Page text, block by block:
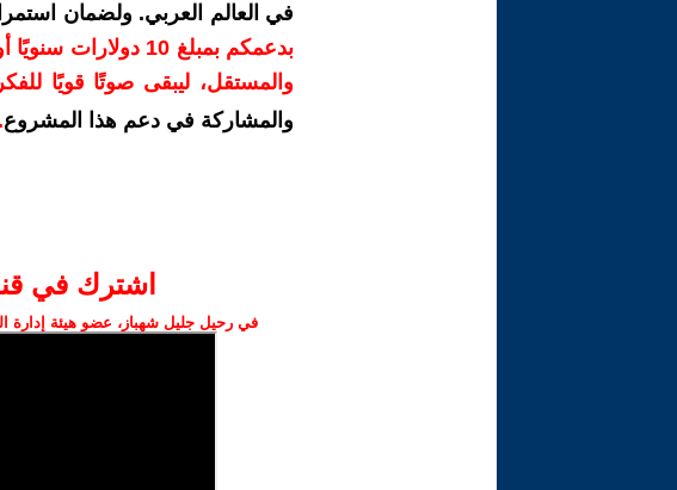
في العالم العربي. ولضمان
بدعمكم بمبلغ 10
والمستقل، ليبقى صوتًا قويًا
والمشاركة في دعم هذا المشروع.
اشترك في
في رحيل جليل شهباز، عضو هيئة إدارة